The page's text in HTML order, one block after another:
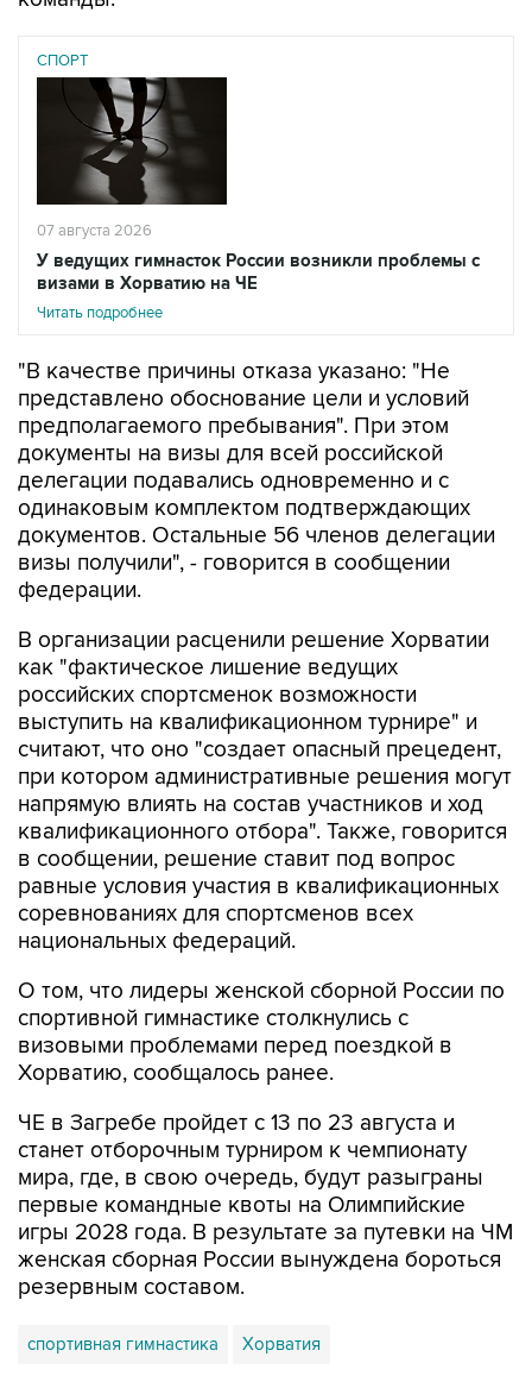
СПОРТ
07 августа 2026
У ведущих гимнасток России возникли проблемы с
визами в Хорватию на ЧЕ
Читать подробнее
"В качестве причины отказа указано: "Не
представлено обоснование цели и условий
предполагаемого пребывания". При этом
документы на визы для всей российской
делегации подавались одновременно и с
одинаковым комплектом подтверждающих
документов. Остальные 56 членов делегации
визы получили", - говорится в сообщении
федерации.
В организации расценили решение Хорватии
как "фактическое лишение ведущих
российских спортсменок возможности
выступить на квалификационном турнире" и
считают, что оно "создает опасный прецедент,
при котором административные решения могут
напрямую влиять на состав участников и ход
квалификационного отбора". Также, говорится
в сообщении, решение ставит под вопрос
равные условия участия в квалификационных
соревнованиях для спортсменов всех
национальных федераций.
О том, что лидеры женской сборной России по
спортивной гимнастике столкнулись с
визовыми проблемами перед поездкой в
Хорватию, сообщалось ранее.
ЧЕ в Загребе пройдет с 13 по 23 августа и
станет отборочным турниром к чемпионату
мира, где, в свою очередь, будут разыграны
первые командные квоты на Олимпийские
игры 2028 года. В результате за путевки на ЧМ
женская сборная России вынуждена бороться
резервным составом.
спортивная гимнастика Хорватия